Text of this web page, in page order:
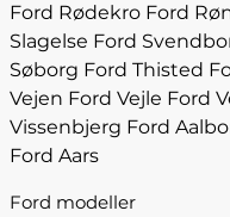
Ford Rødekro Ford
Slagelse Ford
Søborg Ford Thisted
Vejen Ford Vejle Ford
Vissenbjerg Ford
Ford Aars
Ford modeller